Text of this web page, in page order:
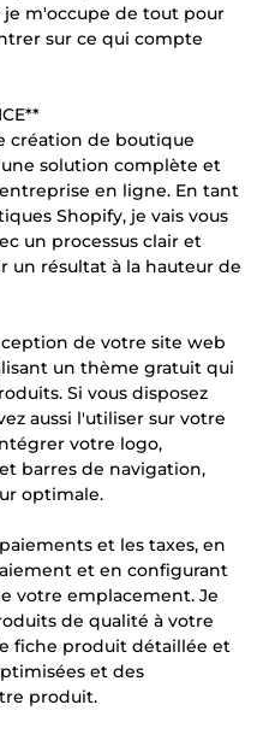
je m'occupe de tout pour
sur ce qui compte
création de boutique
solution complète et
en ligne. En tant
Shopify, je vais vous
un processus clair et
un résultat à la hauteur de
de votre site web
un thème gratuit qui
Si vous disposez
aussi l'utiliser sur votre
votre logo,
barres de navigation,
optimale.
et les taxes, en
et en configurant
votre emplacement. Je
de qualité à votre
fiche produit détaillée et
et des
produit.